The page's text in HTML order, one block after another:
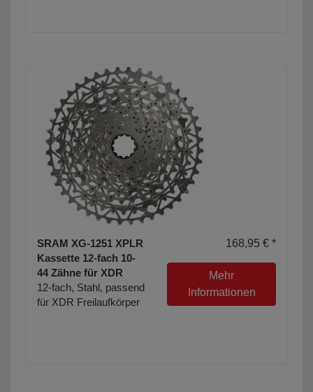
SRAM XG-1251 XPLR
Kassette 12-fach 10-
44 Zähne für XDR
12-fach, Stahl, passend
für XDR Freilaufkörper
168,95 € *
Mehr
Informationen